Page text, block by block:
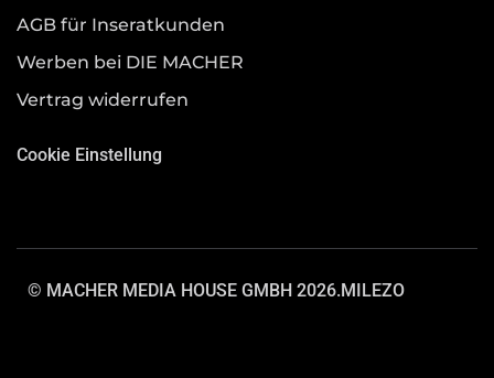
AGB für Inseratkunden
Werben bei DIE MACHER
Vertrag widerrufen
Cookie Einstellung
© MACHER MEDIA HOUSE GMBH 2026.MILEZO